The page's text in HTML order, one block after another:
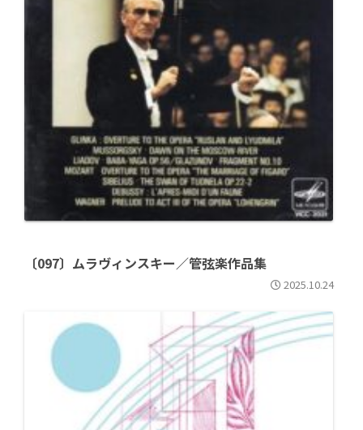
〔097〕ムラヴィンスキー／管弦楽作品集
2025.10.24